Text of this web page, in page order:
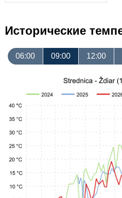
Исторические
06:00 09:00 12:00